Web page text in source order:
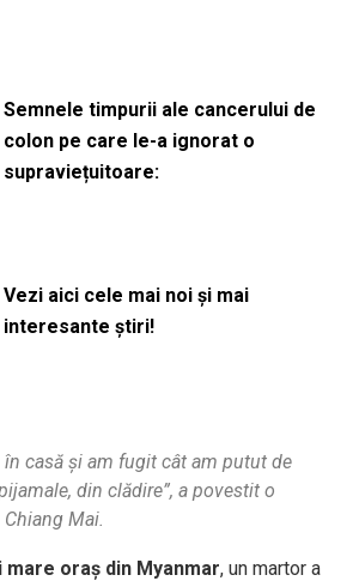
Semnele timpurii ale cancerului de
colon pe care le-a ignorat o
supraviețuitoare:
Vezi aici cele mai noi și mai
interesante știri!
în casă și am fugit cât am putut de
din clădire”, a povestit o
Mai.
mare oraș din Myanmar, un martor a